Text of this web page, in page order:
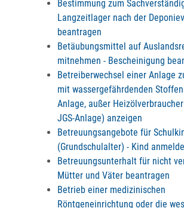
Bestimmung zum
Langzeitlager nach der
beantragen
Betäubungsmittel auf
mitnehmen - Bescheinigung
Betreiberwechsel einer Anlage
mit wassergefährdenden Stoffen
Anlage, außer
JGS-Anlage) anzeigen
Betreuungsangebote für
(Grundschulalter) - Kind
Betreuungsunterhalt für nicht
Mütter und Väter beantragen
Betrieb einer medizinischen
Röntgeneinrichtung oder die